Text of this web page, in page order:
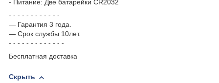
- Питание: Две батарейки CR2032
- - - - - - - - - - - -
― Гарантия 3 года.
― Срок службы 10лет.
- - - - - - - - - - - - -
Бесплатная доставка
Скрыть